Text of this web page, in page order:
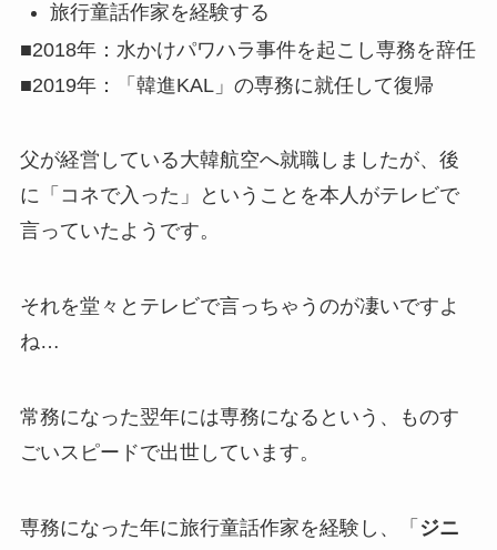
旅行童話作家を経験する
■2018年：水かけパワハラ事件を起こし専務を辞任
■2019年：「韓進KAL」の専務に就任して復帰
父が経営している大韓航空へ就職しましたが、後
に「コネで入った」ということを本人がテレビで
言っていたようです。
それを堂々とテレビで言っちゃうのが凄いですよ
ね…
常務になった翌年には専務になるという、ものす
ごいスピードで出世しています。
専務になった年に旅行童話作家を経験し、「 ジニ